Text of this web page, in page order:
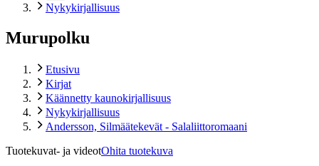
Nykykirjallisuus
Murupolku
Etusivu
Kirjat
Käännetty kaunokirjallisuus
Nykykirjallisuus
Andersson, Silmäätekevät - Salaliittoromaani
Tuotekuvat- ja videotOhita tuotekuva